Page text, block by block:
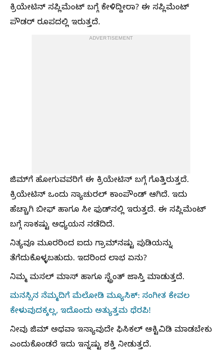
ಕ್ರಿಯೇಟಿನ್‌ ಸಪ್ಲಿಮೆಂಟ್‌ ಬಗ್ಗೆ ಕೇಳಿದ್ದೀರಾ? ಈ ಸಪ್ಲಿಮೆಂಟ್‌
ಪೌಡರ್‌ ರೂಪದಲ್ಲಿ ಇರುತ್ತದೆ.
ADVERTISEMENT
ಜಿಮ್‌ಗೆ ಹೋಗುವವರಿಗೆ ಈ ಕ್ರಿಯೇಟಿನ್‌ ಬಗ್ಗೆ ಗೊತ್ತಿರುತ್ತದೆ.
ಕ್ರಿಯೇಟಿನ್‌ ಒಂದು ನ್ಯಾಚುರಲ್‌ ಕಾಂಪೌಂಡ್‌ ಆಗಿದೆ. ಇದು
ಹೆಚ್ಚಾಗಿ ಬೀಫ್‌ ಹಾಗೂ ಸೀ ಫುಡ್‌ನಲ್ಲಿ ಇರುತ್ತದೆ. ಈ ಸಪ್ಲಿಮೆಂಟ್‌
ಬಗ್ಗೆ ಸಾಕಷ್ಟು ಅಧ್ಯಯನ ನಡೆದಿದೆ.
ನಿತ್ಯವೂ ಮೂರರಿಂದ ಐದು ಗ್ರಾಮ್‌ನಷ್ಟು ಪುಡಿಯನ್ನು
ತೆಗೆದುಕೊಳ್ಳಬಹುದು. ಇದರಿಂದ ಲಾಭ ಏನು?
ನಿಮ್ಮ ಮಸಲ್‌ ಮಾಸ್‌ ಹಾಗೂ ಸ್ಟ್ರೆಂತ್‌ ಜಾಸ್ತಿ ಮಾಡುತ್ತದೆ.
ಮನಸ್ಸಿನ ನೆಮ್ಮದಿಗೆ ಮೆಲೋಡಿ ಮ್ಯೂಸಿಕ್: ಸಂಗೀತ ಕೇವಲ
ಕೇಳುವುದಕ್ಕಲ್ಲ, ಇದೊಂದು ಅತ್ಯುತ್ತಮ ಥೆರಪಿ!
ನೀವು ಜಿಮ್‌ ಅಥವಾ ಇನ್ಯಾವುದೇ ಫಿಸಿಕಲ್‌ ಆಕ್ಟಿವಿಡಿ ಮಾಡಬೇಕು
ಎಂದುಕೊಂಡರೆ ಇದು ಇನ್ನಷ್ಟು ಶಕ್ತಿ ನೀಡುತ್ತದೆ.